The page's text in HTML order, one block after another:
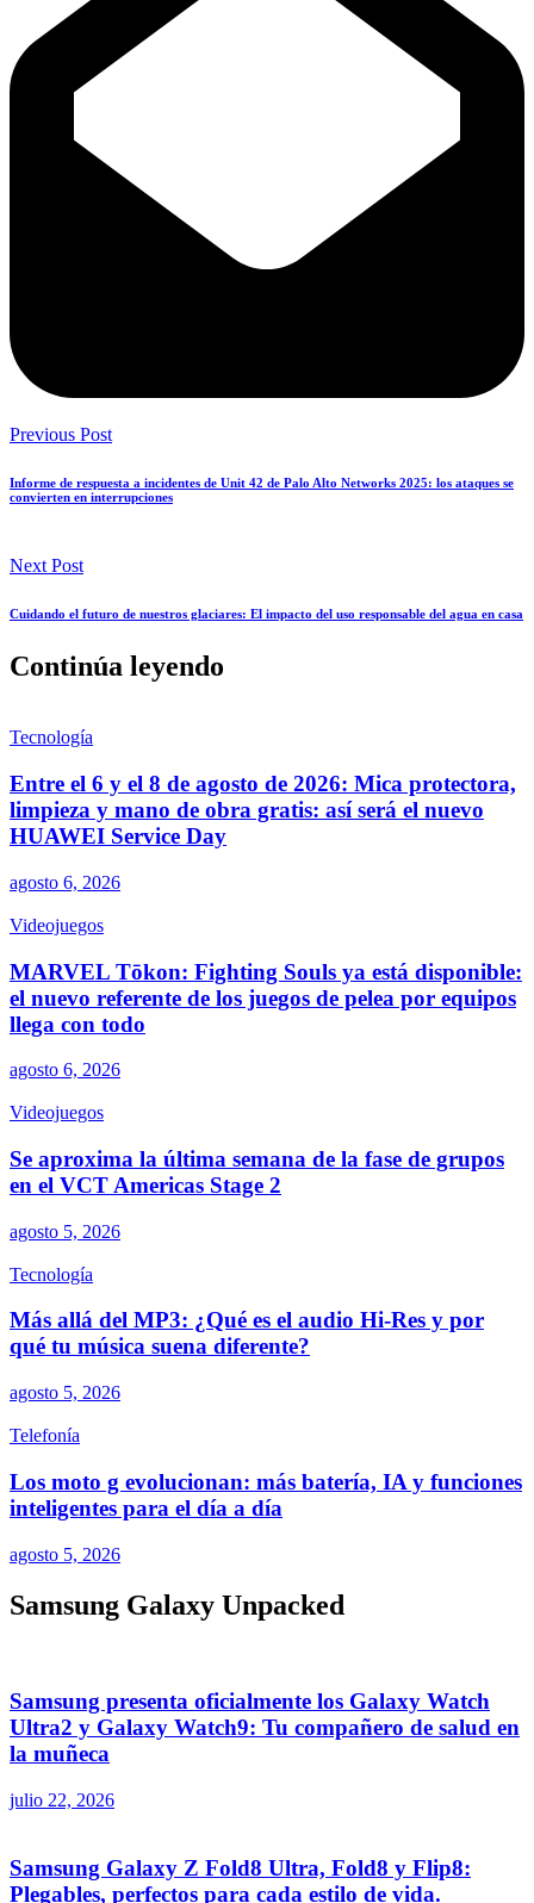
Previous Post
Informe de respuesta a incidentes de Unit 42 de Palo Alto Networks 2025: los ataques se
convierten en interrupciones
Next Post
Cuidando el futuro de nuestros glaciares: El impacto del uso responsable del agua en casa
Continúa leyendo
Tecnología
Entre el 6 y el 8 de agosto de 2026: Mica protectora,
limpieza y mano de obra gratis: así será el nuevo
HUAWEI Service Day
agosto 6, 2026
Videojuegos
MARVEL Tōkon: Fighting Souls ya está disponible:
el nuevo referente de los juegos de pelea por equipos
llega con todo
agosto 6, 2026
Videojuegos
Se aproxima la última semana de la fase de grupos
en el VCT Americas Stage 2
agosto 5, 2026
Tecnología
Más allá del MP3: ¿Qué es el audio Hi-Res y por
qué tu música suena diferente?
agosto 5, 2026
Telefonía
Los moto g evolucionan: más batería, IA y funciones
inteligentes para el día a día
agosto 5, 2026
Samsung Galaxy Unpacked
Samsung presenta oficialmente los Galaxy Watch
Ultra2 y Galaxy Watch9: Tu compañero de salud en
la muñeca
julio 22, 2026
Samsung Galaxy Z Fold8 Ultra, Fold8 y Flip8:
Plegables, perfectos para cada estilo de vida.